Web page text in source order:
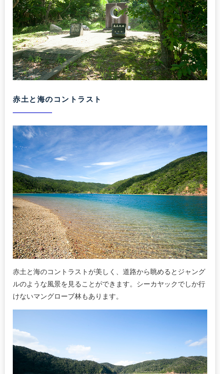
赤土と海のコントラスト
赤土と海のコントラストが美しく、道路から眺めるとジャング
ルのような風景を見ることができます。シーカヤックでしか行
けないマングローブ林もあります。